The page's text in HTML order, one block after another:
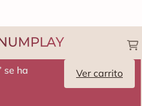
se ha
Ver carrito